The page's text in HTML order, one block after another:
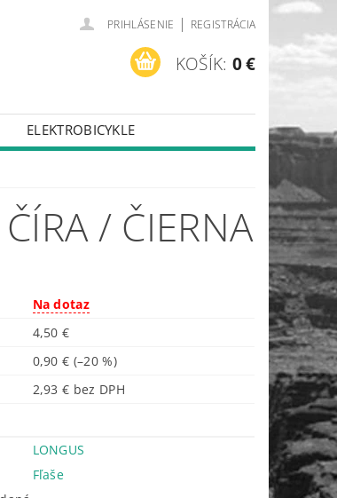
PRIHLÁSENIE | REGISTRÁCIA
KOŠÍK: 0 €
ELEKTROBICYKLE
/ ČIERNA
Na dotaz
4,50 €
0,90 € (–20 %)
2,93 € bez DPH
LONGUS
Fľaše